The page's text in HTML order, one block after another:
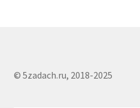
© 5zadach.ru, 2018-2025